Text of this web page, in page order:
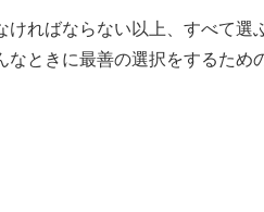
ければならない以上、すべて選
ときに最善の選択をするため